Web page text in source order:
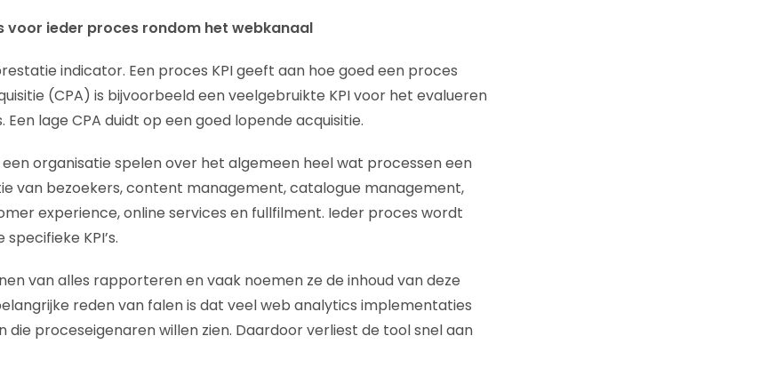
voor ieder proces rondom het webkanaal
indicator. Een proces KPI geeft aan hoe goed een proces
(CPA) is bijvoorbeeld een veelgebruikte KPI voor het evalueren
lage CPA duidt op een goed lopende acquisitie.
organisatie spelen over het algemeen heel wat processen een
van bezoekers, content management, catalogue management,
experience, online services en fullfilment. Ieder proces wordt
KPI’s.
van alles rapporteren en vaak noemen ze de inhoud van deze
reden van falen is dat veel web analytics implementaties
die proceseigenaren willen zien. Daardoor verliest de tool snel aan